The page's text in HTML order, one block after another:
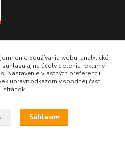
používania webu, analytické
aj na účely cielenia reklamy
Nastavenie vlastných preferencií
upraviť odkazom v spodnej časti
stránok.
Súhlasím